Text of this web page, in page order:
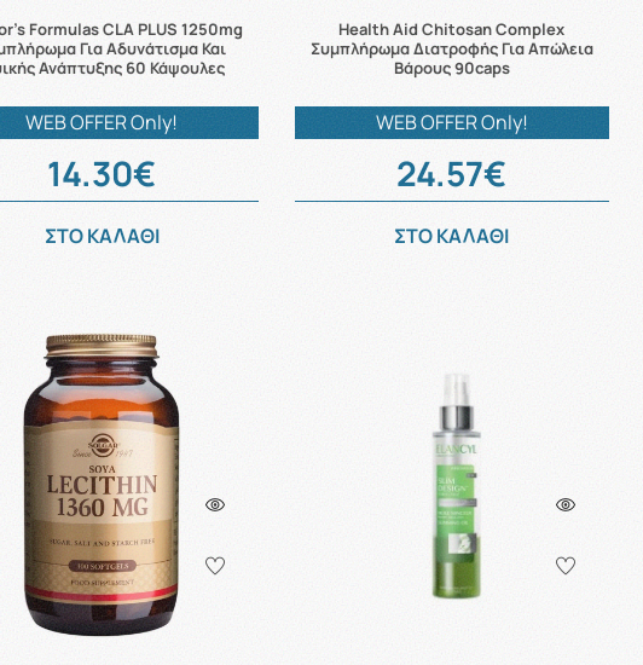
Formulas CLA PLUS 1250mg
Για Αδυνάτισμα Και
Ανάπτυξης 60 Κάψουλες
WEB OFFER Only!
14.30€
ΣΤΟ ΚΑΛΑΘΙ
Health Aid Chitosan Complex
Συμπλήρωμα Διατροφής Για Απώλεια
Βάρους 90caps
WEB OFFER Only!
24.57€
ΣΤΟ ΚΑΛΑΘΙ